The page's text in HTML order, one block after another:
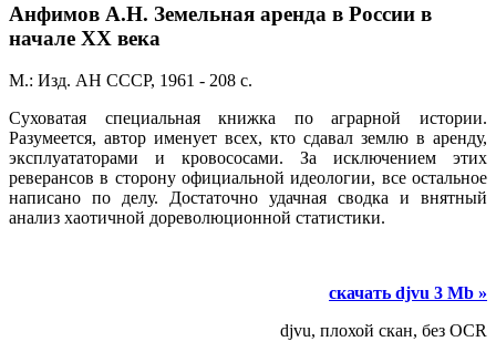
Анфимов А.Н. Земельная аренда в России в
начале XX века
М.: Изд. АН СССР, 1961 - 208 с.
Суховатая специальная книжка по аграрной истории.
Разумеется, автор именует всех, кто сдавал землю в аренду,
эксплуататорами и кровососами. За исключением этих
реверансов в сторону официальной идеологии, все остальное
написано по делу. Достаточно удачная сводка и внятный
анализ хаотичной дореволюционной статистики.
скачать djvu 3 Mb »
djvu, плохой скан, без OCR